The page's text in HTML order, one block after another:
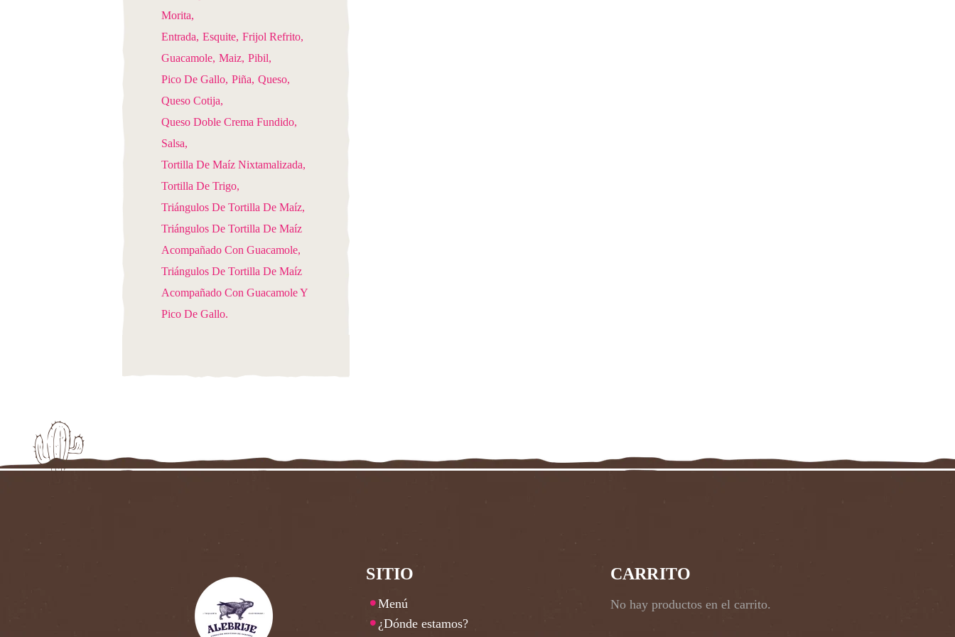
Morita
Entrada Esquite Frijol Refrito
Guacamole Maiz Pibil
Pico De Gallo Piña Queso
Queso Cotija
Queso Doble Crema Fundido
Salsa
Tortilla De Maíz Nixtamalizada
Tortilla De Trigo
Triángulos De Tortilla De Maíz
Triángulos De Tortilla De Maíz
Acompañado Con Guacamole
Triángulos De Tortilla De Maíz
Acompañado Con Guacamole Y
Pico De Gallo.
SITIO
Menú
¿Dónde estamos?
CARRITO
No hay productos en el carrito.